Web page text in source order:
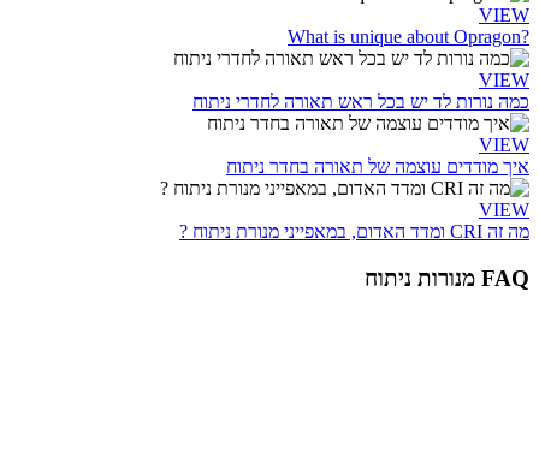
VIEW
?What is unique about Opragon
VIEW
כמה נורות לד יש בכל ראש תאורה לחדרי ניתוח
VIEW
איך מודדים עוצמה של תאורה בחדר ניתוח
VIEW
מה זה CRI ומדד האדום, במאפייני מנורת ניתוח ?
FAQ מנורות ניתוח